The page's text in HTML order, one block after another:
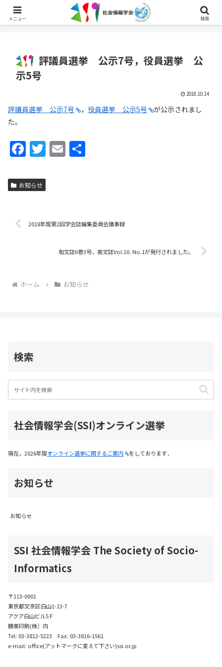
English
評議員選挙 公示7号，役員選挙 公
示5号
2018.10.14
評議員選挙 公示7号 ， 役員選挙 公示5号
が公示されまし
た。
F
c
e
o
T E
お知らせ
2018年度第2回学会誌編集委員会議事録
和文誌6巻3号，英文誌Vol.10. No.1が発行されました。
ホーム お知らせ
検索
社会情報学会(SSI)オンライン選挙
現在，2026年度オンライン選挙に関するご案内 をしております．
お知らせ
お知らせ
SSI 社会情報学会 The Society of Socio-
Informatics
〒113-0001
東京都文京区白山1-13-7
アクア白山ビル5Ｆ
勝美印刷(株）内
Tel: 03-3812-5223 Fax: 03-3816-1561
e-mail: office(アットマークに変えて下さい)ssi.or.jp
メニュー 検索